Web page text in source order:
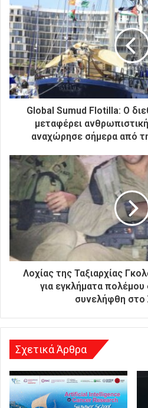
τ
η
ν
η
λ
ε
κ
τ
κ
σ
α
ς
δ
ι
ύ
η
Global Sumud Flotilla: Ο
μεταφέρει
αναχώρησε σήμερα από
Λοχίας της Ταξιαρχίας
για εγκλήματα πολέμου
συνελήφθη στο
Σχετικά Άρθρα